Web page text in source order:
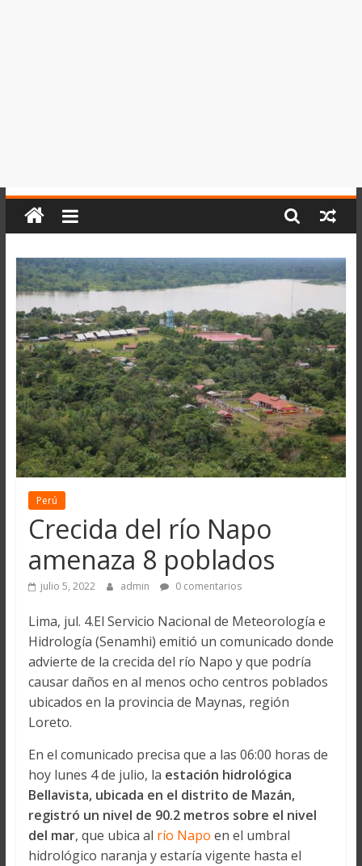
Perú
Crecida del río Napo
amenaza 8 poblados
julio 5, 2022 admin 0 comentarios
Lima, jul. 4.El Servicio Nacional de Meteorología e
Hidrología (Senamhi) emitió un comunicado donde
advierte de la crecida del río Napo y que podría
causar daños en al menos ocho centros poblados
ubicados en la provincia de Maynas, región
Loreto.
En el comunicado precisa que a las 06:00 horas de
hoy lunes 4 de julio, la estación hidrológica
Bellavista, ubicada en el distrito de Mazán,
registró un nivel de 90.2 metros sobre el nivel
del mar, que ubica al río Napo en el umbral
hidrológico naranja y estaría vigente hasta el